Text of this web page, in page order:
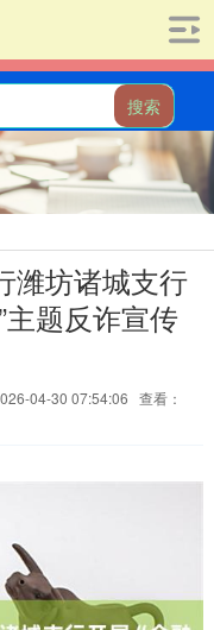
搜索
潍坊诸城支行
主题反诈宣传
04-30 07:54:06 查看：